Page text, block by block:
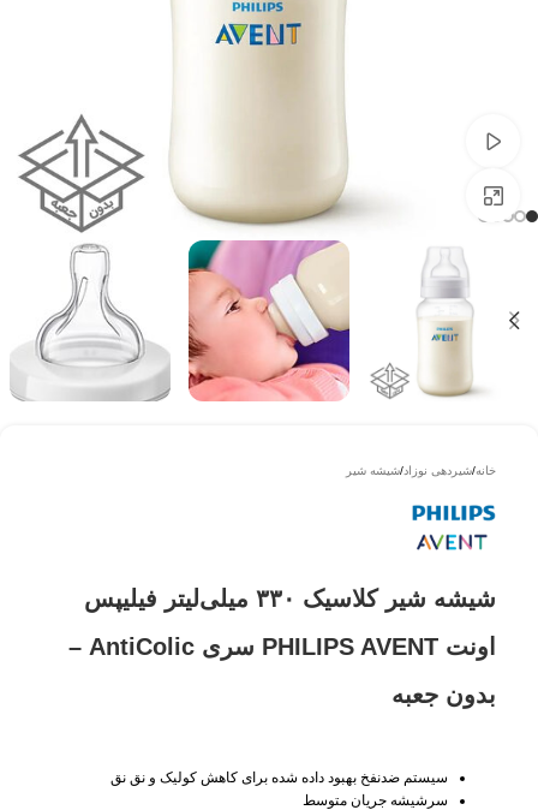
خانه/شیردهی نوزاد/شیشه شیر
شیشه شیر کلاسیک ۳۳۰ میلی‌لیتر فیلیپس
اونت PHILIPS AVENT سری AntiColic –
بدون جعبه
سیستم ضدنفخ بهبود داده شده برای کاهش کولیک و نق نق
سرشیشه جریان متوسط